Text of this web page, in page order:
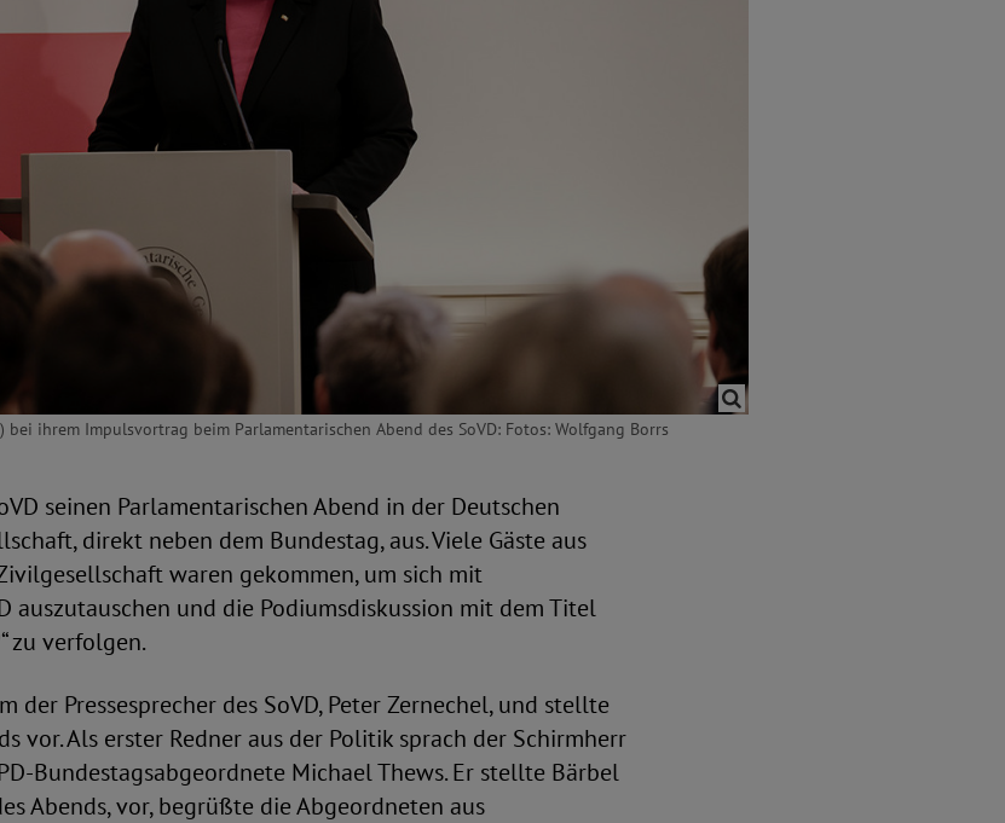
ihrem Impulsvortrag beim Parlamentarischen Abend des SoVD: Fotos: Wolfgang Borrs
seinen Parlamentarischen Abend in der Deutschen
direkt neben dem Bundestag, aus. Viele Gäste aus
waren gekommen, um sich mit
auszutauschen und die Podiumsdiskussion mit dem Titel
zu verfolgen.
der Pressesprecher des SoVD, Peter Zernechel, und stellte
vor. Als erster Redner aus der Politik sprach der Schirmherr
Bundestagsabgeordnete Michael Thews. Er stellte Bärbel
Abends, vor, begrüßte die Abgeordneten aus